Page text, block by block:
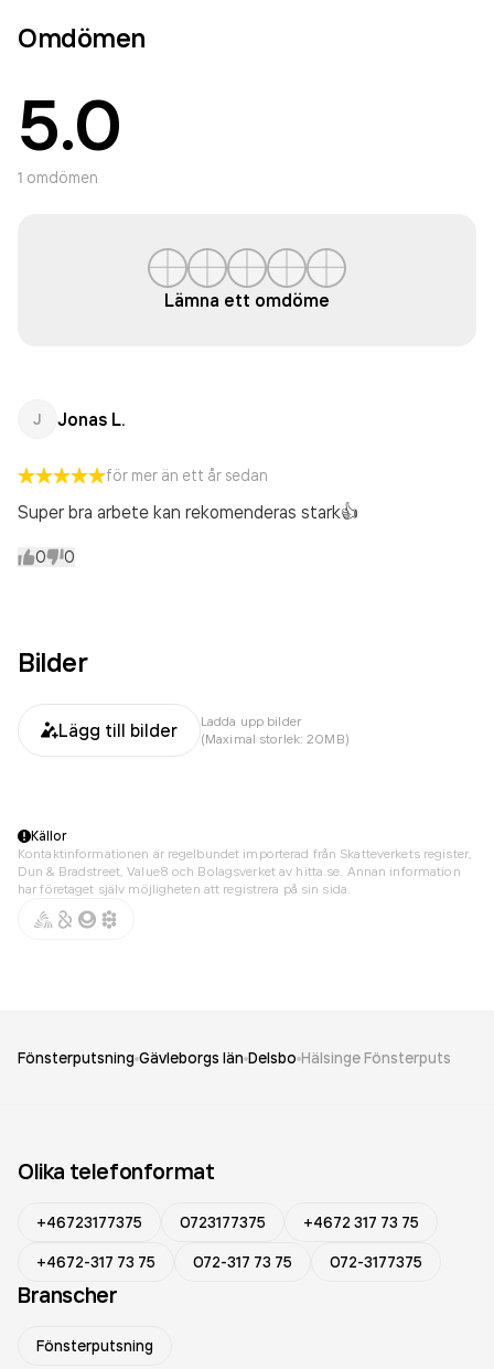
Omdömen
5.0
1 omdömen
Lämna ett omdöme
J Jonas L.
för mer än ett år sedan
Super bra arbete kan rekomenderas stark👍
0 0
Bilder
Lägg till bilder
Ladda upp bilder
(Maximal storlek: 20MB)
Källor
Kontaktinformationen är regelbundet importerad från Skatteverkets register,
Dun & Bradstreet, Value8 och Bolagsverket av hitta.se. Annan information
har företaget själv möjligheten att registrera på sin sida.
Fönsterputsning Gävleborgs län Delsbo Hälsinge Fönsterputs
Olika telefonformat
+46723177375 0723177375
+4672 317 73 75
+4672-317 73 75
072-317 73 75 072-3177375
Branscher
Fönsterputsning